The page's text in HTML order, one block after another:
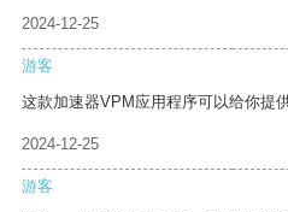
2024-12-25
游客
这款加速器VPM应用程序可以给你提
2024-12-25
游客